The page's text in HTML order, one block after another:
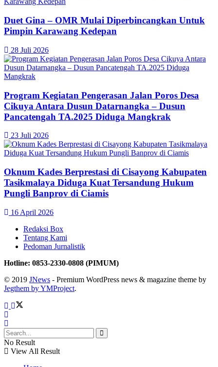
Duet Gina – OMR Mulai Diperbincangkan Untuk
Pimpin Karawang Kedepan
28 Juli 2026
Program Kegiatan Pengerasan Jalan Poros Desa
Cikuya Antara Dusun Datarnangka – Dusun
Pancatengah TA.2025 Diduga Mangkrak
23 Juli 2026
Oknum Kades Berprestasi di Cisayong Kabupaten
Tasikmalaya Diduga Kuat Tersandung Hukum
Pungli Banprov di Ciamis
16 April 2026
Redaksi Box
Tentang Kami
Pedoman Jurnalistik
Hotline: 0853-2330-0808 (PIMUM)
© 2019 JNews - Premium WordPress news & magazine theme by
Jegthem by YMProject.
No Result
View All Result